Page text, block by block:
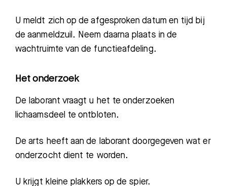
U meldt zich op de afgesproken datum en tijd bij
de aanmeldzuil. Neem daarna plaats in de
wachtruimte van de functieafdeling.
Het onderzoek
De laborant vraagt u het te onderzoeken
lichaamsdeel te ontbloten.
De arts heeft aan de laborant doorgegeven wat er
onderzocht dient te worden.
U krijgt kleine plakkers op de spier.